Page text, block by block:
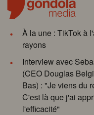
À la une : TikTok à
rayons
Interview avec
(CEO Douglas
Bas) : "Je viens du
C'est là que j'ai
l'efficacité"